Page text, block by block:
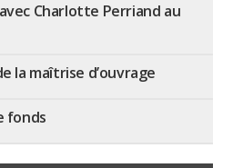
Charlotte Perriand au
la maîtrise d’ouvrage
fonds